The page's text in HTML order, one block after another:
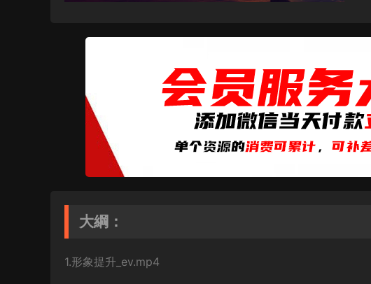
大綱：
1.形象提升_ev.mp4